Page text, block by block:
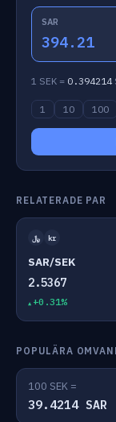
SAR
394.21
1 SEK = 0.394214
1 10 100
RELATERADE PAR
﷼ kr
SAR/SEK
2.5367
+0.31%
POPULÄRA
100 SEK =
39.4214 SAR